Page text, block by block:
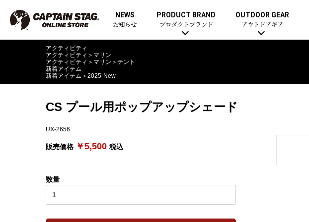
NEWS
お知らせ
PRODUCT BRAND
プロダクトブランド
OUTDOOR GEAR
アウトドアギア
アクティビティ
アクティビティ ＞ マリン
アクティビティ ＞ マリン ＞ テント
新着アイテム
新着アイテム ＞ 2025-New
CS プール用ポップアップシェード
UX-2656
販売価格 ￥5,500 税込
数量